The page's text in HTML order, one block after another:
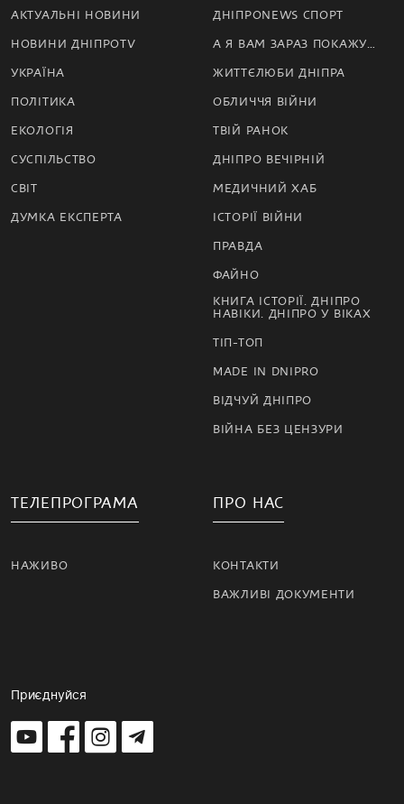
АКТУАЛЬНІ НОВИНИ
НОВИНИ ДНІПРОTV
УКРАЇНА
ПОЛІТИКА
ЕКОЛОГІЯ
СУСПІЛЬСТВО
СВІТ
ДУМКА ЕКСПЕРТА
ДНІПРОNEWS СПОРТ
А Я ВАМ ЗАРАЗ ПОКАЖУ…
ЖИТТЄЛЮБИ ДНІПРА
ОБЛИЧЧЯ ВІЙНИ
ТВІЙ РАНОК
ДНІПРО ВЕЧІРНІЙ
МЕДИЧНИЙ ХАБ
ІСТОРІЇ ВІЙНИ
ПРАВДА
ФАЙНО
КНИГА ІСТОРІЇ. ДНІПРО
НАВІКИ. ДНІПРО У ВІКАХ
ТІП-ТОП
MADE IN DNIPRO
ВІДЧУЙ ДНІПРО
ВІЙНА БЕЗ ЦЕНЗУРИ
ТЕЛЕПРОГРАМА
НАЖИВО
ПРО НАС
КОНТАКТИ
ВАЖЛИВІ ДОКУМЕНТИ
Приєднуйся